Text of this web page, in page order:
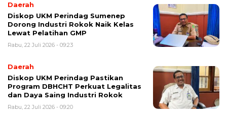
Daerah
Diskop UKM Perindag Sumenep
Dorong Industri Rokok Naik Kelas
Lewat Pelatihan GMP
Rabu, 22 Juli 2026 - 09:23
Daerah
Diskop UKM Perindag Pastikan
Program DBHCHT Perkuat Legalitas
dan Daya Saing Industri Rokok
Rabu, 22 Juli 2026 - 09:20